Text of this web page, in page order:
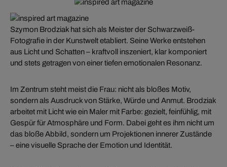
Szymon Brodziak hat sich als Meister der Schwarzweiß-
Fotografie in der Kunstwelt etabliert. Seine Werke entstehen
aus Licht und Schatten – kraftvoll inszeniert, klar komponiert
und stets getragen von einer tiefen emotionalen Resonanz.
Im Zentrum steht meist die Frau: nicht als bloßes Motiv,
sondern als Ausdruck von Stärke, Würde und Anmut. Brodziak
arbeitet mit Licht wie ein Maler mit Farbe: gezielt, feinfühlig, mit
Gespür für Atmosphäre und Form. Dabei geht es ihm nicht um
das bloße Abbild, sondern um Projektionen innerer Zustände
– eine visuelle Sprache der Emotion und Identität.